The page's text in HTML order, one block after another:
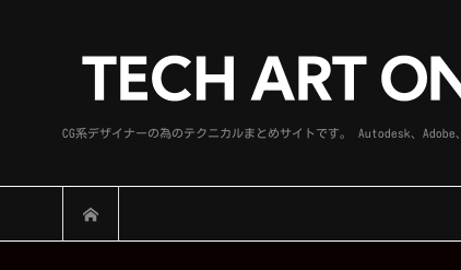
CG系デザイナーの為のテクニカルまとめサイトです。 Autodesk、